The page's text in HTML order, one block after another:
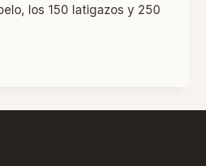
los 150 latigazos y 250